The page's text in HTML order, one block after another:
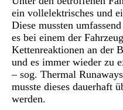
ein vollelektrisches und
Diese mussten
es bei einem der
Kettenreaktionen an der
und es immer wieder zu
– sog. Thermal
musste dieses dauerhaft
werden.